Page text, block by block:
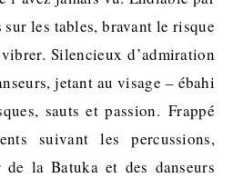
les tables, bravant le risque
Silencieux d’admiration
jetant au visage – ébahi
sauts et passion. Frappé
suivant les percussions,
la Batuka et des danseurs